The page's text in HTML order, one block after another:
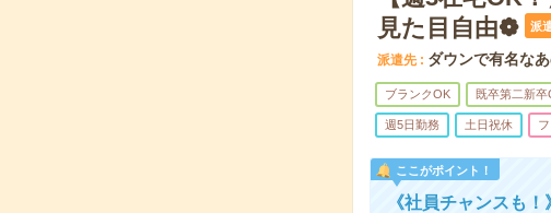
見た目自由❁
派
派遣先 ダウンで有名な
ブランクOK 既卒第二新卒
週5日勤務 土日祝休
ここがポイント！
《社員チャンスも